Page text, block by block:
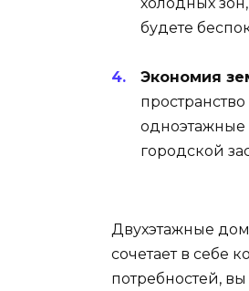
будете
Экономия
одноэтажные
городской
Двухэтажные
сочетает в себе
потребностей,